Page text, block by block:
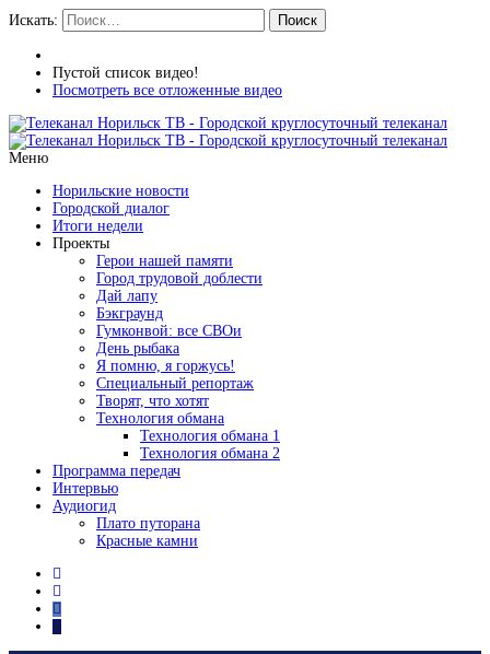
Искать: Поиск
Пустой список видео!
Посмотреть все отложенные видео
Меню
Норильские новости
Городской диалог
Итоги недели
Проекты
Герои нашей памяти
Город трудовой доблести
Дай лапу
Бэкграунд
Гумконвой: все СВОи
День рыбака
Я помню, я горжусь!
Специальный репортаж
Творят, что хотят
Технология обмана
Технология обмана 1
Технология обмана 2
Программа передач
Интервью
Аудиогид
Плато путорана
Красные камни